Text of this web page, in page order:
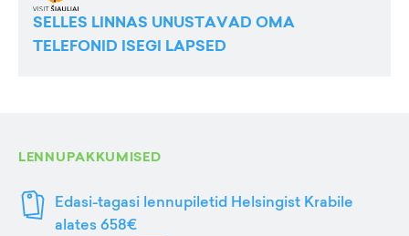
SELLES LINNAS UNUSTAVAD OMA
TELEFONID ISEGI LAPSED
LENNUPAKKUMISED
Edasi-tagasi lennupiletid Helsingist Krabile
alates 658€